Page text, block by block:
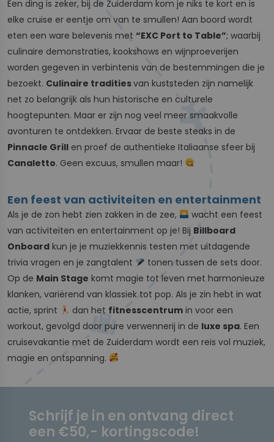
Een ding is zeker, bij de Zuiderdam kom je niks te kort en is
elke cruise er eentje om van te smullen! Aan boord wordt
eten een ware belevenis met “EXC Port to Table”; waarbij
culinaire demonstraties, kookshows en wijnproeverijen
worden gegeven in verbintenis van de bestemmingen die je
bezoekt. Culinaire traditiesvan kuststeden zijn namelijk
net zo belangrijk als hun historische en culturele
hoogtepunten. Maar er zijn nog veel meer smaakvolle
avonturen te ontdekken. Ervaar de beste steaks in de
Pinnacle Grill en proef de authentieke Italiaanse sfeer bij
Canaletto. Geen excuus, smullen maar!
Een feest van activiteiten en entertainment
Als je de zon hebt zien zakken in de zee,
wacht een feest
van activiteiten en entertainment op je! Bij Billboard
Onboard kun je je muziekkennis testen met uitdagende
trivia vragen en je zangtalent
tonen tussen de sets door.
Op de Main Stage komt magie tot leven met harmonieuze
klanken, variërend van klassiek tot pop. Als je zin hebt in wat
actie, sprint
dan het fitnesscentrum in voor een
workout, gevolgd door pure verwennerij in de luxe spa. Een
cruisevakantie met de Zuiderdam wordt een reis vol muziek,
magie en ontspanning.
Schrijf je in en ontvang direct
een €50,- kortingscode!